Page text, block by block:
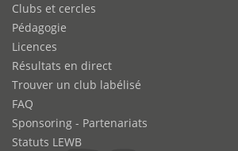
Clubs et cercles
Pédagogie
Licences
Résultats en direct
Trouver un club labélisé
FAQ
Sponsoring - Partenariats
Statuts LEWB